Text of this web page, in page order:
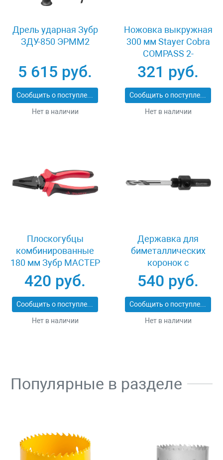
Дрель ударная Зубр
ЗДУ-850 ЭРММ2
5 615 руб.
Сообщить о поступлении
Нет в наличии
Ножовка выкружная
300 мм Stayer Cobra
COMPASS 2-
15087_z02
321 руб.
Сообщить о поступлении
Нет в наличии
Плоскогубцы
комбинированные
180 мм Зубр МАСТЕР
22015-1-18_z01
420 руб.
Сообщить о поступлении
Нет в наличии
Державка для
биметаллических
коронок с
центрирующим
сверлом Kraftool
29522
540 руб.
Сообщить о поступлении
Нет в наличии
Популярные в разделе